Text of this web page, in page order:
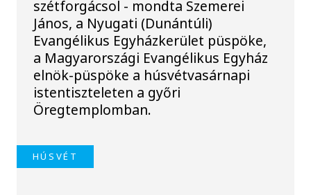
szétforgácsol - mondta Szemerei
János, a Nyugati (Dunántúli)
Evangélikus Egyházkerület püspöke,
a Magyarországi Evangélikus Egyház
elnök-püspöke a húsvétvasárnapi
istentiszteleten a győri
Öregtemplomban.
HÚSVÉT